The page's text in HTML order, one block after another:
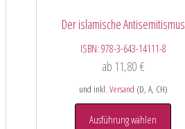
Der islamische Antisemitismus
ISBN: 978-3-643-14111-8
ab 11,80 €
und inkl. Versand (D, A, CH)
Ausführung wählen